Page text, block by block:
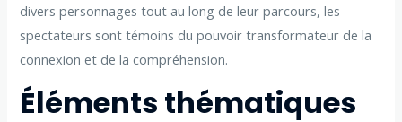
divers personnages tout au long de leur parcours, les
spectateurs sont témoins du pouvoir transformateur de la
connexion et de la compréhension.
Éléments thématiques